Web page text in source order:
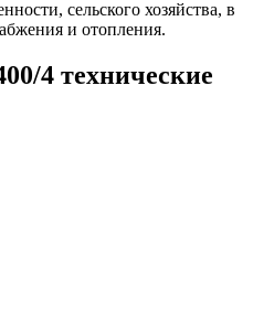
сельского хозяйства, в
и отопления.
4 технические